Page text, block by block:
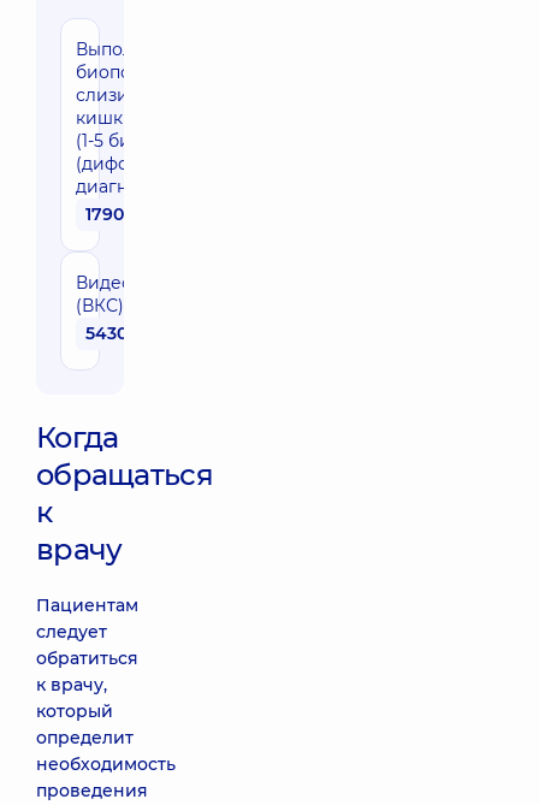
Выполнение
биопсии из
слизистой толстой
кишки - один очаг
(1-5 биоптатов)
(дифференциальная
диагностика колита)
1790 грн
Видеоколоноскопия
(ВКС)
5430 грн
Когда
обращаться
к
врачу
Пациентам
следует
обратиться
к врачу,
который
определит
необходимость
проведения